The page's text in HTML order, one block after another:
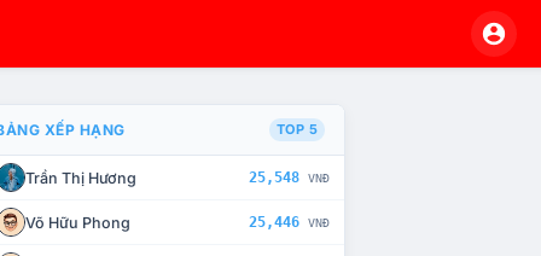
CHẾ TÀI XỬ LÝ VI PHẠM
XẾP HẠNG TOP 5
Trần Thị Hương 25,548 VNĐ
Võ Hữu Phong 25,446 VNĐ